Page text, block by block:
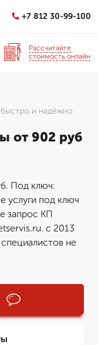
+7 812 30-99-100
Рассчитайте
стоимость онлайн
и надёжно
от 902 руб
Под ключ:
услуги под ключ
запрос КП
с 2013
не